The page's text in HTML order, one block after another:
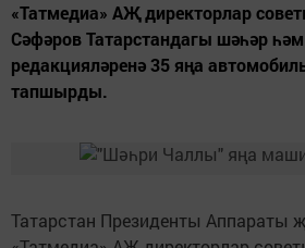
«Татмедиа» АҖ директорлар
Сәфәров Татарстандагы шәһәр
редакцияләренә 35 яңа
тапшырды.
Татарстан Президенты Аппараты